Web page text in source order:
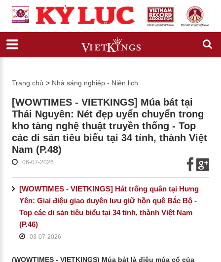
Trang chủ > Nhà sáng nghiệp - Niên lịch
[WOWTIMES - VIETKINGS] Múa bát tại
Thái Nguyên: Nét đẹp uyển chuyển trong
kho tàng nghệ thuật truyền thống - Top
các di sản tiêu biểu tại 34 tỉnh, thành Việt
Nam (P.48)
06-07-2026
[WOWTIMES - VIETKINGS] Hát trống quân tại Hưng
Yên: Giai điệu giao duyên lưu giữ hồn quê Bắc Bộ -
Top các di sản tiêu biểu tại 34 tỉnh, thành Việt Nam
(P.46)
03-07-2026
(WOWTIMES - VIETKINGS) Múa bát là điệu múa cổ của